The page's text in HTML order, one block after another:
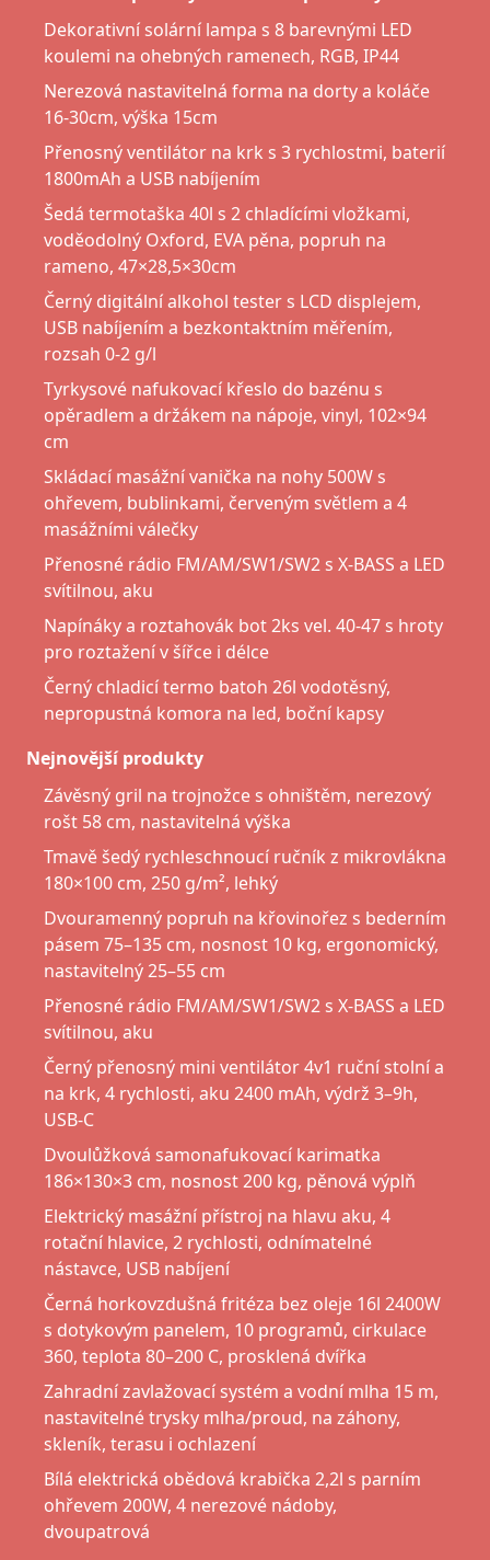
Dekorativní solární lampa s 8 barevnými LED
koulemi na ohebných ramenech, RGB, IP44
Nerezová nastavitelná forma na dorty a koláče
16-30cm, výška 15cm
Přenosný ventilátor na krk s 3 rychlostmi, baterií
1800mAh a USB nabíjením
Šedá termotaška 40l s 2 chladícími vložkami,
voděodolný Oxford, EVA pěna, popruh na
rameno, 47×28,5×30cm
Černý digitální alkohol tester s LCD displejem,
USB nabíjením a bezkontaktním měřením,
rozsah 0-2 g/l
Tyrkysové nafukovací křeslo do bazénu s
opěradlem a držákem na nápoje, vinyl, 102×94
cm
Skládací masážní vanička na nohy 500W s
ohřevem, bublinkami, červeným světlem a 4
masážními válečky
Přenosné rádio FM/AM/SW1/SW2 s X-BASS a LED
svítilnou, aku
Napínáky a roztahovák bot 2ks vel. 40-47 s hroty
pro roztažení v šířce i délce
Černý chladicí termo batoh 26l vodotěsný,
nepropustná komora na led, boční kapsy
Nejnovější produkty
Závěsný gril na trojnožce s ohništěm, nerezový
rošt 58 cm, nastavitelná výška
Tmavě šedý rychleschnoucí ručník z mikrovlákna
180×100 cm, 250 g/m², lehký
Dvouramenný popruh na křovinořez s bederním
pásem 75–135 cm, nosnost 10 kg, ergonomický,
nastavitelný 25–55 cm
Přenosné rádio FM/AM/SW1/SW2 s X-BASS a LED
svítilnou, aku
Černý přenosný mini ventilátor 4v1 ruční stolní a
na krk, 4 rychlosti, aku 2400 mAh, výdrž 3–9h,
USB-C
Dvoulůžková samonafukovací karimatka
186×130×3 cm, nosnost 200 kg, pěnová výplň
Elektrický masážní přístroj na hlavu aku, 4
rotační hlavice, 2 rychlosti, odnímatelné
nástavce, USB nabíjení
Černá horkovzdušná fritéza bez oleje 16l 2400W
s dotykovým panelem, 10 programů, cirkulace
360, teplota 80–200 C, prosklená dvířka
Zahradní zavlažovací systém a vodní mlha 15 m,
nastavitelné trysky mlha/proud, na záhony,
skleník, terasu i ochlazení
Bílá elektrická obědová krabička 2,2l s parním
ohřevem 200W, 4 nerezové nádoby,
dvoupatrová